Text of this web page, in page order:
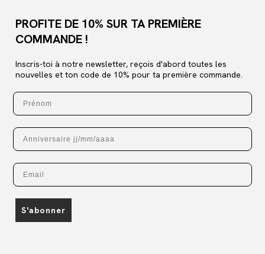
PROFITE DE 10% SUR TA PREMIÈRE
COMMANDE !
Inscris-toi à notre newsletter, reçois d'abord toutes les
nouvelles et ton code de 10% pour ta première commande.
Prénom
Anniversaire
Email
S'abonner